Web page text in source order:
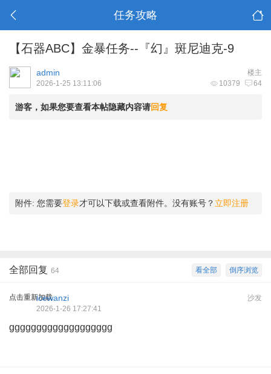
任务攻略
【石器ABC】金暴任务--『幻』斑尼迪克-9
楼主
admin
10379 64
2026-1-25 13:11:06
游客，如果您要查看本帖隐藏内容请回复
附件: 您需要登录才可以下载或查看附件。没有账号？ 立即注册
倒序浏览
看全部
全部回复 64
点击重新加载 沙发
icewanzi
2026-1-26 17:27:41
ggggggggggggggggggg